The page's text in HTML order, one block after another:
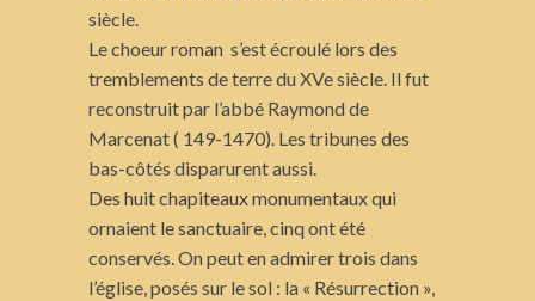
siècle.
Le choeur roman s’est écroulé lors des
tremblements de terre du XVe siècle. Il fut
reconstruit par l’abbé Raymond de
Marcenat ( 149-1470). Les tribunes des
bas-côtés disparurent aussi.
Des huit chapiteaux monumentaux qui
ornaient le sanctuaire, cinq ont été
conservés. On peut en admirer trois dans
l’église, posés sur le sol : la « Résurrection »,